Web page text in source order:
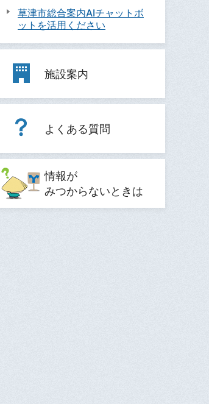
草津市総合案内AIチャットボ
ットを活用ください
施設案内
よくある質問
情報が
みつからないときは